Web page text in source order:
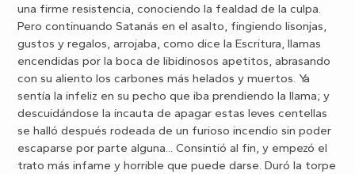
una firme resistencia, conociendo la fealdad de la culpa.
Pero continuando Satanás en el asalto, fingiendo lisonjas,
gustos y regalos, arrojaba, como dice la Escritura, llamas
encendidas por la boca de libidinosos apetitos, abrasando
con su aliento los carbones más helados y muertos. Ya
sentía la infeliz en su pecho que iba prendiendo la llama; y
descuidándose la incauta de apagar estas leves centellas
se halló después rodeada de un furioso incendio sin poder
escaparse por parte alguna... Consintió al fin, y empezó el
trato más infame y horrible que puede darse. Duró la torpe